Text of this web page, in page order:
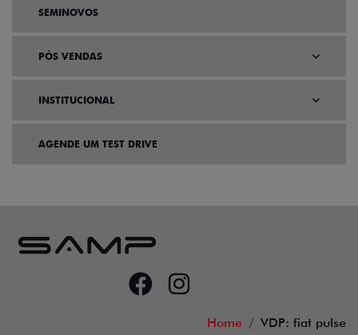
SEMINOVOS
PÓS VENDAS
INSTITUCIONAL
AGENDE UM TEST DRIVE
Home VDP: fiat pulse